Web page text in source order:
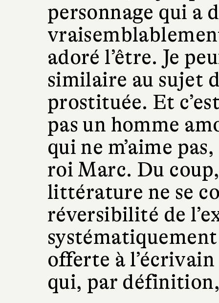
personnage qui a
adoré l’être. Je
similaire au sujet
prostituée. Et
pas un homme
qui ne m’aime
roi Marc. Du
littérature ne se
réversibilité de
offerte à
qui, par